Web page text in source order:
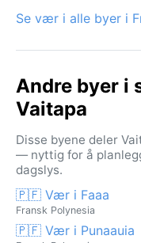
Se vær i alle byer i
Andre byer i
Vaitapa
Disse byene deler
— nyttig for å
dagslys.
🇵🇫 Vær i Faaa
Fransk Polynesia
🇵🇫 Vær i Punaauia